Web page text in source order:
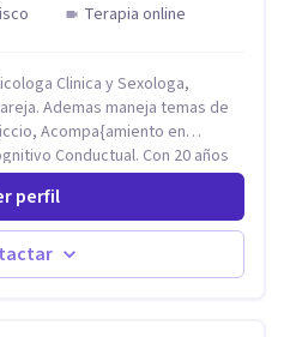
Terapia online
Ademas maneja temas de
en
Conductual. Con 20 años
capacitandose en las
perfil